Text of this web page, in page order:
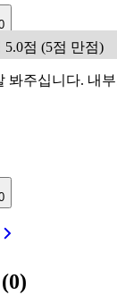
5.0점 (5점 만점)
봐주십니다. 내
(0)